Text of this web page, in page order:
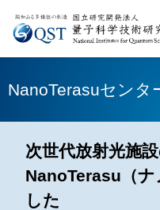
NanoTerasuセンタ
次世代放射光施
NanoTerasu（ナ
した